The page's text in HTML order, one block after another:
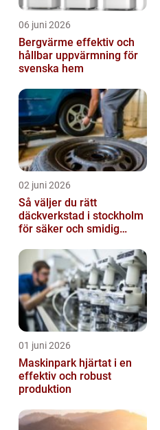
06 juni 2026
Bergvärme effektiv och
hållbar uppvärmning för
svenska hem
02 juni 2026
Så väljer du rätt
däckverkstad i stockholm
för säker och smidig
01 juni 2026
Maskinpark hjärtat i en
effektiv och robust
produktion